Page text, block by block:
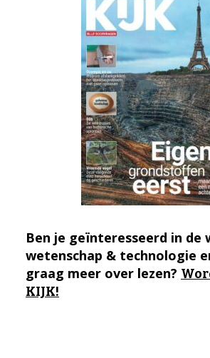
Ben je geïnteresseerd in de
wetenschap & technologie
graag meer over lezen?
KIJK!